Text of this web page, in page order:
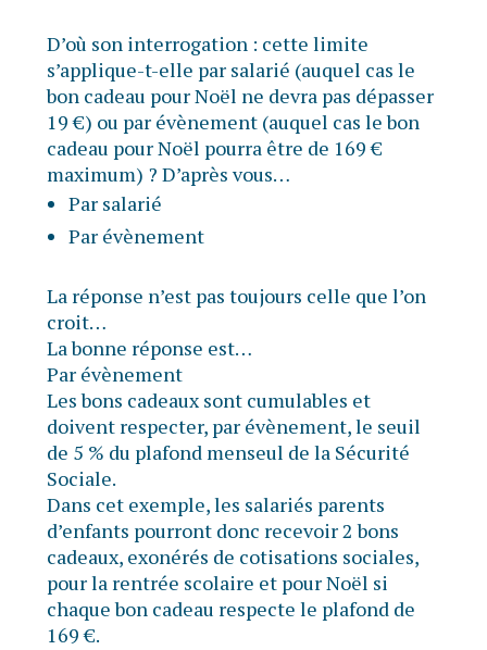
D’où son interrogation : cette limite
s’applique-t-elle par salarié (auquel cas le
bon cadeau pour Noël ne devra pas dépasser
19 €) ou par évènement (auquel cas le bon
cadeau pour Noël pourra être de 169 €
maximum) ? D’après vous…
Par salarié
Par évènement
La réponse n’est pas toujours celle que l’on
croit…
La bonne réponse est…
Par évènement
Les bons cadeaux sont cumulables et
doivent respecter, par évènement, le seuil
de 5 % du plafond menseul de la Sécurité
Sociale.
Dans cet exemple, les salariés parents
d’enfants pourront donc recevoir 2 bons
cadeaux, exonérés de cotisations sociales,
pour la rentrée scolaire et pour Noël si
chaque bon cadeau respecte le plafond de
169 €.